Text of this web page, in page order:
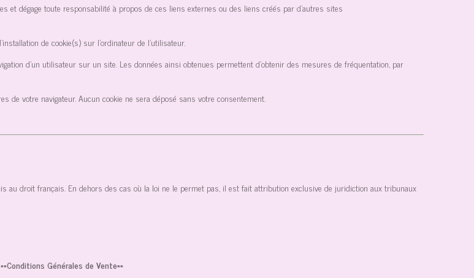
et dégage toute responsabilité à propos de ces liens externes ou des liens créés par d’autres sites
de cookie(s) sur l’ordinateur de l’utilisateur.
d’un utilisateur sur un site. Les données ainsi obtenues permettent d'obtenir des mesures de fréquentation, par
de votre navigateur. Aucun cookie ne sera déposé sans votre consentement.
au droit français. En dehors des cas où la loi ne le permet pas, il est fait attribution exclusive de juridiction aux tribunaux
**Conditions Générales de Vente**